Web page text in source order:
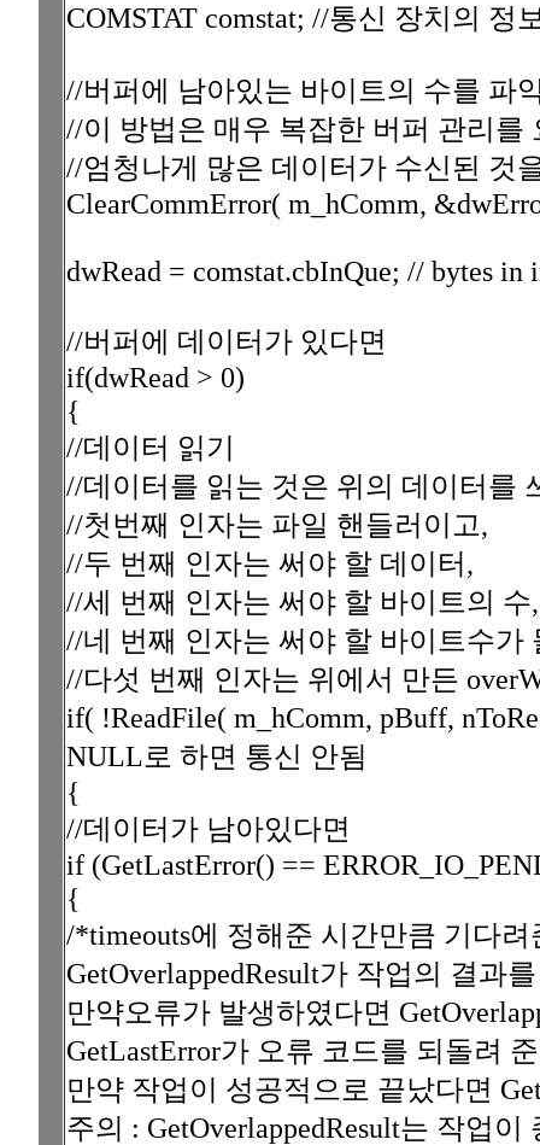
COMSTAT comstat; //통신 장치의 정
//버퍼에 남아있는 바이트의 수를 파
//이 방법은 매우 복잡한 버퍼 관리를
//엄청나게 많은 데이터가 수신된 것
ClearCommError( m_hComm,
dwRead = comstat.cbInQue; // bytes in
//버퍼에 데이터가 있다면
if(dwRead > 0)
{
//데이터 읽기
//데이터를 읽는 것은 위의 데이터를
//첫번째 인자는 파일 핸들러이고,
//두 번째 인자는 써야 할 데이터,
//세 번째 인자는 써야 할 바이트의 수,
//네 번째 인자는 써야 할 바이트수가
//다섯 번째 인자는 위에서 만든
if( !ReadFile( m_hComm, pBuff,
NULL로 하면 통신 안됨
{
//데이터가 남아있다면
if (GetLastError() ==
{
/*timeouts에 정해준 시간만큼 기다려
GetOverlappedResult가 작업의 결과
만약오류가 발생하였다면
GetLastError가 오류 코드를 되돌려
만약 작업이 성공적으로 끝났다면
주의 : GetOverlappedResult는 작업